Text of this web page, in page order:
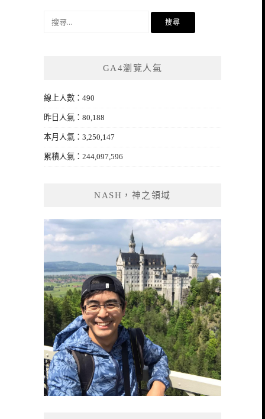
GA4瀏覽人氣
線上人數：490
昨日人氣：80,188
本月人氣：3,250,147
累積人氣：244,097,596
NASH，神之領域